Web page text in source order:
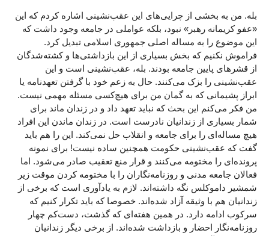
بله. من به بخشی از چرایی‌های این عقب‌نشینی اشاره کردم که این
«عفو کریمانه رهبر» نبود، بلکه عواملی در جامعه وجود داشت که
این موضوع را به مساله اصلی جمهوری اسلامی تبدیل کرد.
فراموش نکنیم که بخش بسیاری از این بازداشتی‌ها و کشته‌شدگان
از قشرهای پایین جامعه بودند. بله، عقب‌نشینی است و این
عقب‌نشینی را بزک می‌کنند. حال به زعم خود با گرفتن تعهدنامه‌ یا
ابراز پشیمانی که به گمان من برای هیچ‌کسی مسئله مهمی نیست.
من فکر می‌کنم این بحث که نباید تعهد داد و در زندان ماند برای
شمار بسیاری از زندانیان نادرست است. در زندان ماندن این افراد
هیچ مساله‌ای را برای جامعه و انقلاب حل نمی‌کند. این را هم باید
گفت که عقب‌نشینی حکومت همچنین ساده نیست! برای نمونه
پرونده‌ای را مختومه می‌کنند و قرار منع تعقیب صادر می‌شود. اما
فعالان جامعه مدنی و روزنامه‌نگاران را با مختومه کردن موقت زیر
شمشیر داموکلس نگه داشته‌اند. لازم به یادآوری است که برخی از
زندانیان هم با وثیقه آزاد شده‌اند. خصوصا که باید تکرار کنیم که
سرکوب ادامه دارد. در همین هفته‌ای که گذشت، دست‌کم چهار
روزنامه‌نگار احضار و بازداشت شده‌اند. از برخی دیگر زندانیان